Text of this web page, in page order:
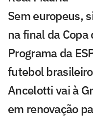
Sem europeus,
na final da
Programa da
futebol
Ancelotti vai à
em renovação